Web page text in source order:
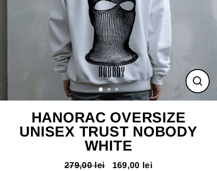
HANORAC OVERSIZE
UNISEX TRUST NOBODY
WHITE
Pret
279,00 lei Pret
169,00 lei